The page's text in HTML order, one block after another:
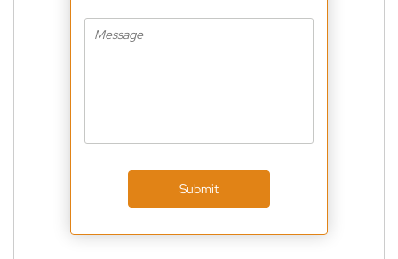
Submit